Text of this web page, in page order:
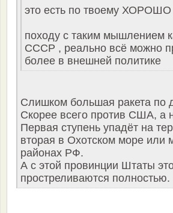
это есть по твоему ХОРОШО
походу с таким мышлением
СССР , реально всё можно
более в внешней политике
Слишком большая ракета по
Скорее всего против США, а
Первая ступень упадёт на
вторая в Охотском море или
районах РФ.
А с этой провинции Штаты
простреливаются полностью.